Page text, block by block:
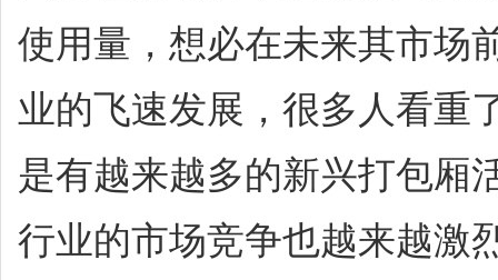
使用量，想必在未来其市场
业的飞速发展，很多人看重
是有越来越多的新兴打包厢
行业的市场竞争也越来越激